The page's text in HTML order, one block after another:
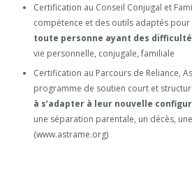
Certification au Conseil Conjugal et
compétence et des outils adaptés
toute personne ayant des
vie personnelle, conjugale, familiale
Certification au Parcours de Reliance,
programme de soutien court et
à s’adapter à leur nouvelle
une séparation parentale, un décès,
(www.astrame.org)